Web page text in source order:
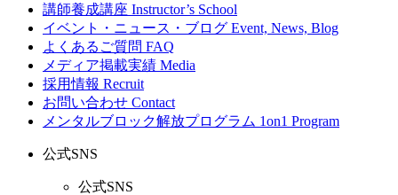
講師養成講座 Instructor’s School
イベント・ニュース・ブログ Event, News, Blog
よくあるご質問 FAQ
メディア掲載実績 Media
採用情報 Recruit
お問い合わせ Contact
メンタルブロック解放プログラム 1on1 Program
公式SNS
公式SNS